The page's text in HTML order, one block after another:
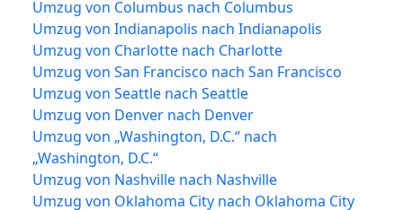
Umzug von Columbus nach Columbus
Umzug von Indianapolis nach Indianapolis
Umzug von Charlotte nach Charlotte
Umzug von San Francisco nach San Francisco
Umzug von Seattle nach Seattle
Umzug von Denver nach Denver
Umzug von „Washington, D.C.“ nach
„Washington, D.C.“
Umzug von Nashville nach Nashville
Umzug von Oklahoma City nach Oklahoma City